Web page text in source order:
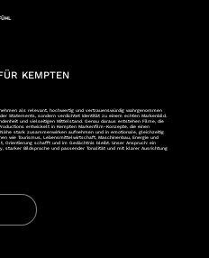
KEMPTEN
als relevant, hochwertig und vertrauenswürdig wahrgenommen
Statements, sondern verdichtet Identität zu einem echten Markenbild.
und vielseitigen Mittelstand. Genau daraus entstehen Filme, die
entwickelt in Kempten Markenfilm-Konzepte, die einen
stark zusammenwirken aufnehmen und in emotionale, gleichzeitig
wie Tourismus, Lebensmittelwirtschaft, Maschinenbau, Energie und
schafft und im Gedächtnis bleibt. Unser Anspruch: ein
starker Bildsprache und passender Tonalität und mit klarer Ausrichtung